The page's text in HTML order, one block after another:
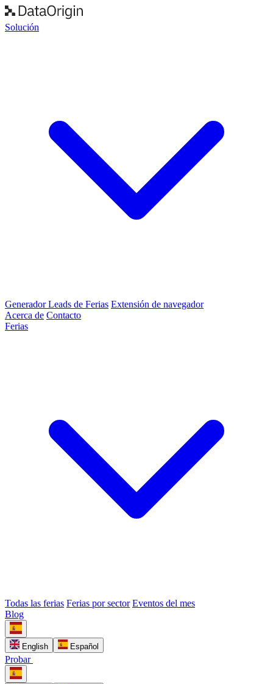
Solución
Generador Leads de Ferias Extensión de navegador
Acerca de Contacto
Ferias
Todas las ferias Ferias por sector Eventos del mes
Blog
English Español
Probar